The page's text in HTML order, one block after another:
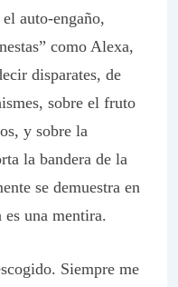
auto-engaño,
como Alexa,
disparates, de
sobre el fruto
y sobre la
la bandera de la
se demuestra en
es una mentira.
Siempre me